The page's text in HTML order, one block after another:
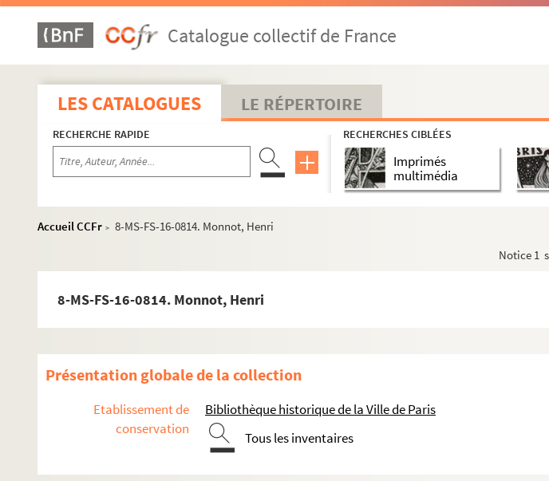
Catalogue collectif de France
LES CATALOGUES LE RÉPERTOIRE
RECHERCHE RAPIDE RECHERCHES CIBLÉES
Imprimés
multimédia
Accueil CCFr > 8-MS-FS-16-0814. Monnot, Henri
Notice 1
8-MS-FS-16-0814. Monnot, Henri
Présentation globale de la collection
Etablissement de
conservation
Bibliothèque historique de la Ville de Paris
Tous les inventaires
4-MS-FS-16-0648. Méritens, Léon de
8-MS-FS-16-0794. Merley, Jules
8-MS-FS-16-0795. Mettral, Henri
8-MS-FS-16-0796. Mettral, Marcel
8-MS-FS-16-0797. Meunier, Léonie
8-MS-FS-16-0798. Meunier, Victor
8-MS-FS-16-0800. Michel, Malvina
8-MS-FS-16-0806. Mie d'Aghonne, Justine
8-MS-FS-16-1358. Milar, Maria del
8-MS-FS-16-0807. Milhaud, Albert